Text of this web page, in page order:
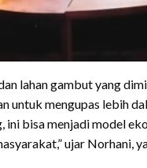
lahan gambut yang
untuk mengupas lebih
bisa menjadi model
ujar Norhani,